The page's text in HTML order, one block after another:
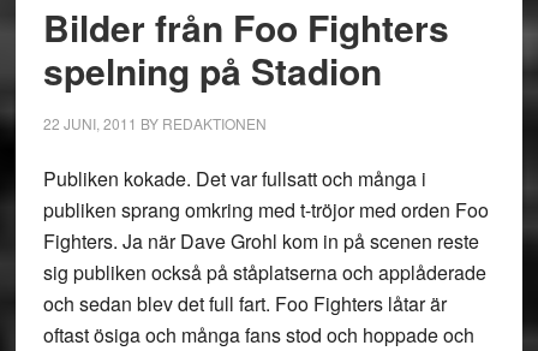
Bilder från Foo Fighters
spelning på Stadion
22 JUNI, 2011 BY REDAKTIONEN
Publiken kokade. Det var fullsatt och många i
publiken sprang omkring med t-tröjor med orden Foo
Fighters. Ja när Dave Grohl kom in på scenen reste
sig publiken också på ståplatserna och applåderade
och sedan blev det full fart. Foo Fighters låtar är
oftast ösiga och många fans stod och hoppade och